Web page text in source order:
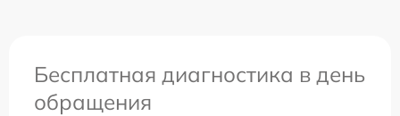
Бесплатная диагностика в день
обращения